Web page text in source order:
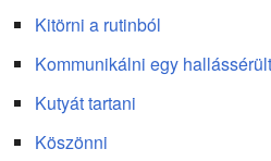
Kitörni a rutinból
Kommunikálni egy
Kutyát tartani
Köszönni